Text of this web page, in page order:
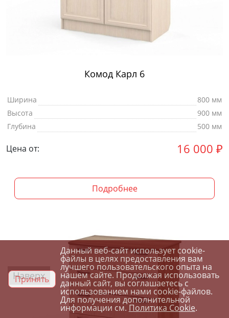
Комод Карл 6
Ширина
800 мм
Высота
900 мм
Глубина
500 мм
Цена от: 16 000 ₽
Подробнее
Наверх
Принять
Данный веб-сайт использует cookie-
файлы в целях предоставления вам
лучшего пользовательского опыта на
нашем сайте. Продолжая использовать
данный сайт, вы соглашаетесь с
использованием нами cookie-файлов.
Для получения дополнительной
информации см.Политика Cookie.